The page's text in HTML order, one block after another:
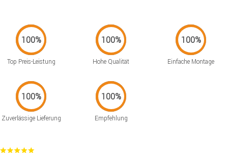
Top Preis-Leistung Hohe Qualität Einfache Montage
Zuverlässige Lieferung Empfehlung